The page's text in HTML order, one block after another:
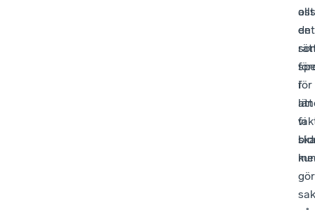
oss
en
för
att
vi
ska
allt
det
i